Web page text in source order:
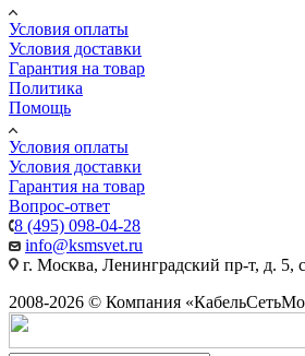
Условия оплаты
Условия доставки
Гарантия на товар
Политика
Помощь
Условия оплаты
Условия доставки
Гарантия на товар
Вопрос-ответ
8 (495) 098-04-28
info@ksmsvet.ru
г. Москва, Ленинградский пр-т, д. 5,
2008-2026 © Компания